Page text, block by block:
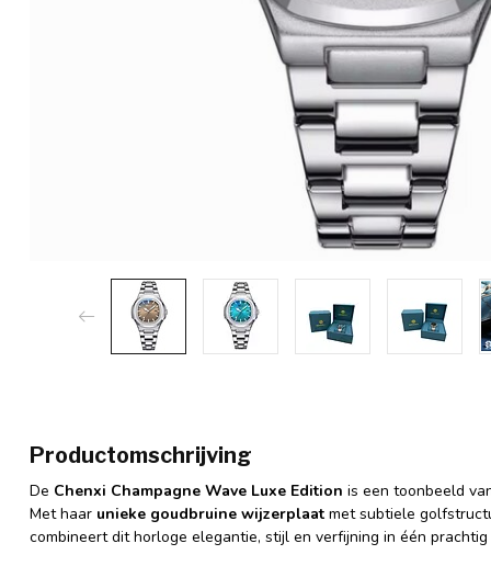
Productomschrijving
De Chenxi Champagne Wave Luxe Edition is een toonbeeld
Met haar unieke goudbruine wijzerplaat met subtiele
combineert dit horloge elegantie, stijl en verfijning in één prachtig